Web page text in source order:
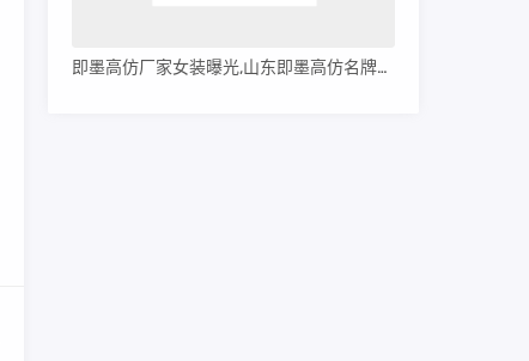
即墨高仿厂家女装曝光,山东即墨高仿名牌服装